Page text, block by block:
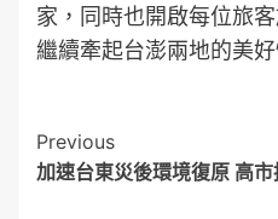
家，同時也開啟每位旅
繼續牽起台澎兩地的美好
Post
Navigation
Previous
加速台東災後環境復原 高